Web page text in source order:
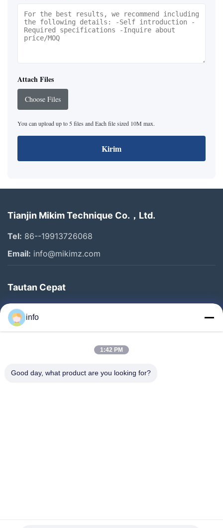
Attach Files
Choose Files
You can upload up to 5 files and Each file sized 10M max.
Kirim
Tianjin Mikim Technique Co.，Ltd.
Tel: 86--19913726068
Email: info@mikimz.com
Tautan Cepat
Rumah
Produk
Tur Pabrik
info
1:42 PM
Good day, what product are you looking for?